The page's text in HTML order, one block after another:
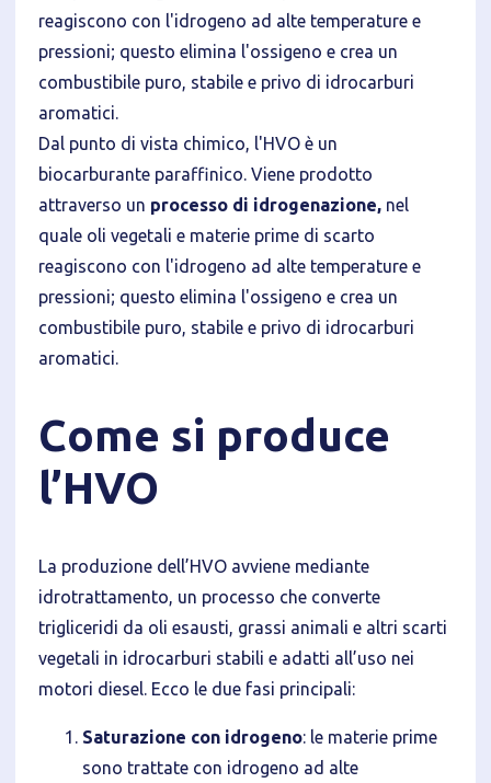
reagiscono con l'idrogeno ad alte temperature e
pressioni; questo elimina l'ossigeno e crea un
combustibile puro, stabile e privo di idrocarburi
aromatici.
Dal punto di vista chimico, l'HVO è un
biocarburante paraffinico. Viene prodotto
attraverso un processo di idrogenazione, nel
quale oli vegetali e materie prime di scarto
reagiscono con l'idrogeno ad alte temperature e
pressioni; questo elimina l'ossigeno e crea un
combustibile puro, stabile e privo di idrocarburi
aromatici.
Come si produce
l’HVO
La produzione dell’HVO avviene mediante
idrotrattamento, un processo che converte
trigliceridi da oli esausti, grassi animali e altri scarti
vegetali in idrocarburi stabili e adatti all’uso nei
motori diesel. Ecco le due fasi principali:
Saturazione con idrogeno: le materie prime
sono trattate con idrogeno ad alte
Tecnici
Accetto l'utilizzo di cookie tecnici (obbligatori per
proseguire la navigazione del sito)